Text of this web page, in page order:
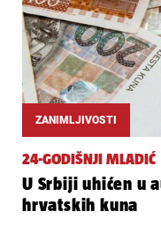
ZANIMLJIVOSTI
24-GODIŠNJI MLADIĆ
U Srbiji uhićen u
hrvatskih kuna